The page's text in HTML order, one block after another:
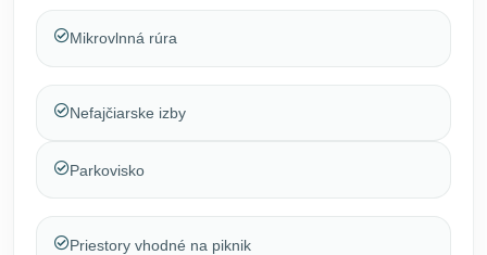
Mikrovlnná rúra
Nefajčiarske izby
Parkovisko
Priestory vhodné na piknik